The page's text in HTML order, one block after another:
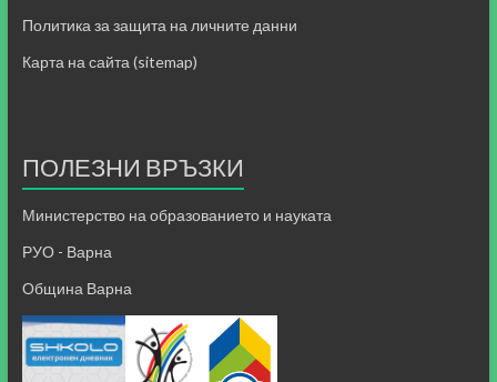
Политика за защита на личните данни
Карта на сайта (sitemap)
ПОЛЕЗНИ ВРЪЗКИ
Министерство на образованието и науката
РУО - Варна
Община Варна